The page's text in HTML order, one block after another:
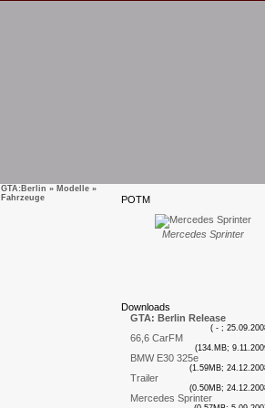
POTM
Mercedes Sprinter
Downloads
GTA: Berlin Release
( - ;
66,6 CarFM
(134.MB;
BMW E30 325e
(1.59MB;
Trailer
(0.50MB;
Mercedes Sprinter
GTA:Berlin » Modelle »
Fahrzeuge